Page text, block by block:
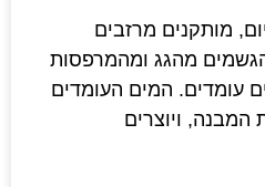
מותקנים מרזבים
מהגג ומהמרפסות
עומדים. המים העומדים
המבנה, ויוצרים